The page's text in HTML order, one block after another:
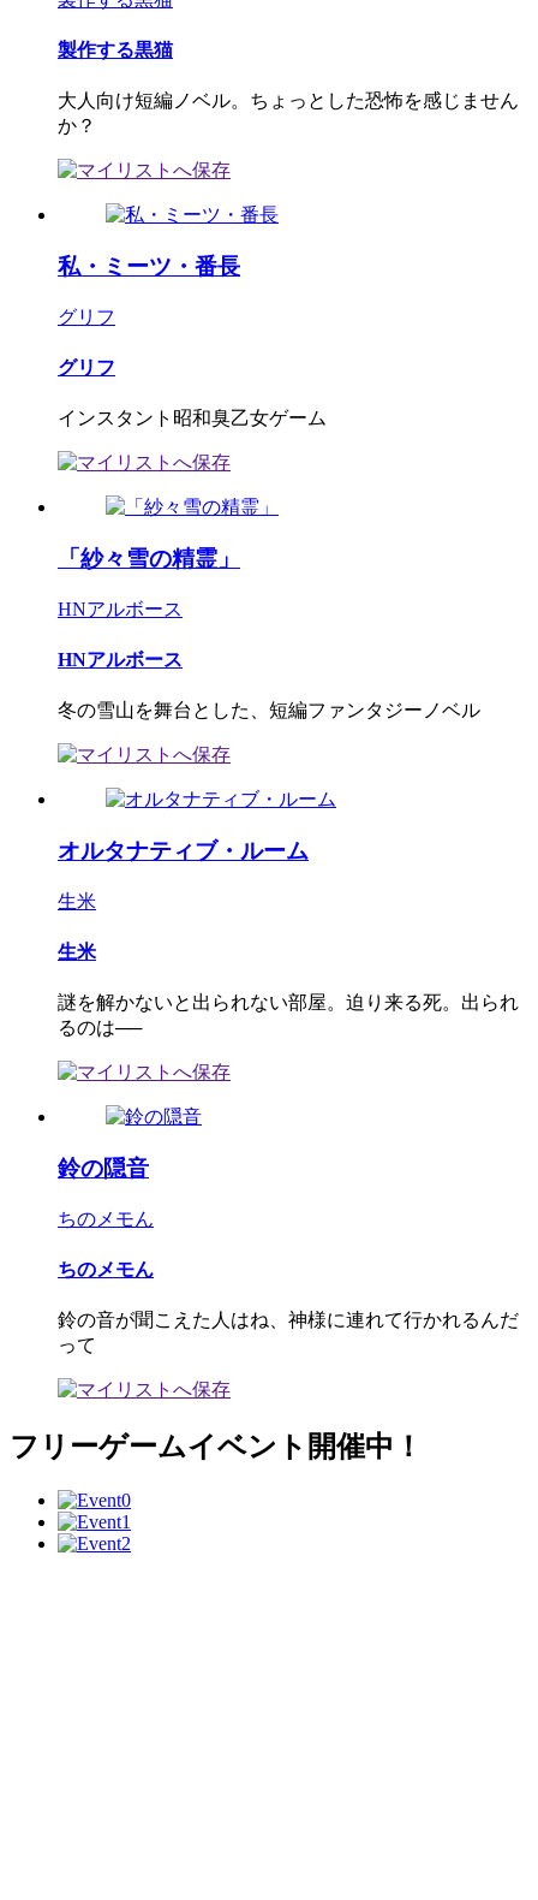
製作する黒猫
大人向け短編ノベル。ちょっとした恐怖を感じません
か？
私・ミーツ・番長
グリフ
グリフ
インスタント昭和臭乙女ゲーム
「紗々雪の精霊」
HNアルボース
HNアルボース
冬の雪山を舞台とした、短編ファンタジーノベル
オルタナティブ・ルーム
生米
生米
謎を解かないと出られない部屋。迫り来る死。出られ
るのは──
鈴の隠音
ちのメモん
ちのメモん
鈴の音が聞こえた人はね、神様に連れて行かれるんだ
って
フリーゲームイベント開催中！